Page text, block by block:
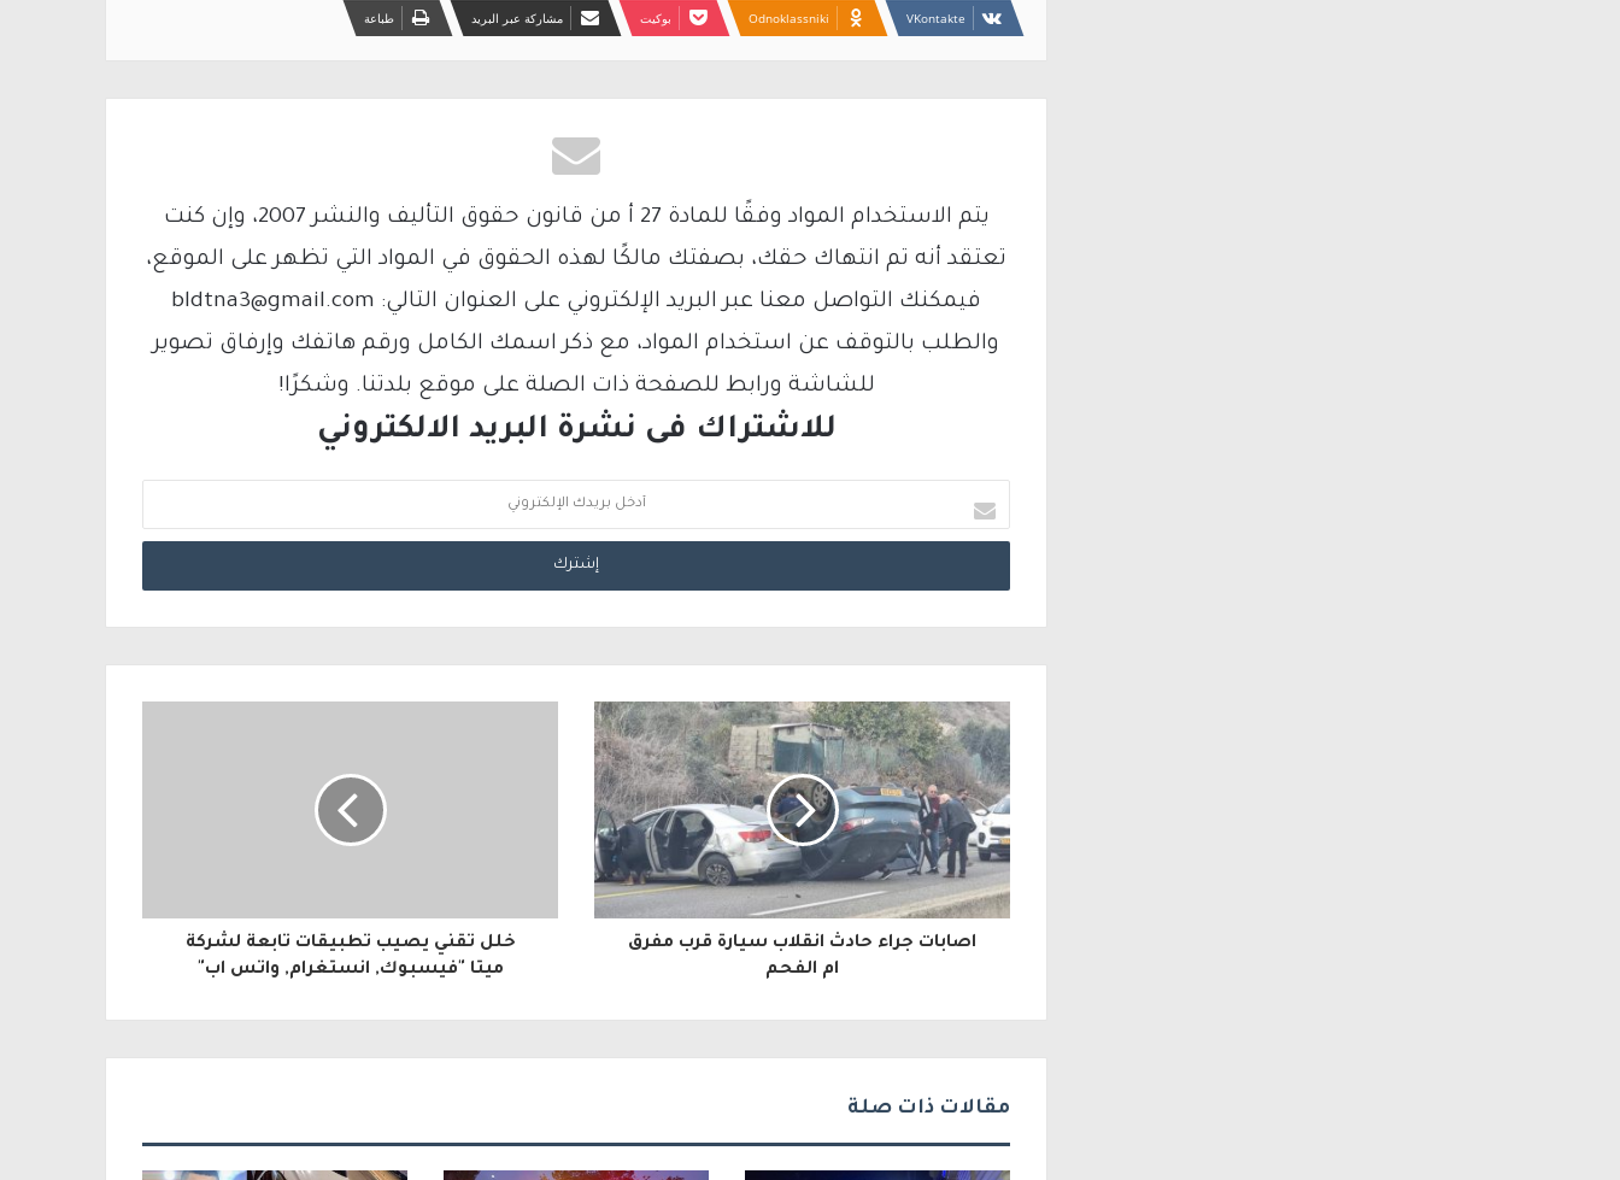
Odnoklassniki بوكيت مشاركة عبر البريد طباعة
يتم الاستخدام المواد وفقًا للمادة 27 أ من قانون حقوق التأليف والنشر 2007، وإن كنت
تعتقد أنه تم انتهاك حقك، بصفتك مالكًا لهذه الحقوق في المواد التي تظهر على الموقع،
فيمكنك التواصل معنا عبر البريد الإلكتروني على العنوان التالي: bldtna3@gmail.com
والطلب بالتوقف عن استخدام المواد، مع ذكر اسمك الكامل ورقم هاتفك وإرفاق تصوير
للشاشة ورابط للصفحة ذات الصلة على موقع بلدتنا. وشكرًا!
للاشتراك فى نشرة البريد الالكتروني
د
خ
ل
ب
ر
ي
د
ك
ا
ل
و
اصابات جراء حادث انقلاب سيارة قرب مفرق
ام الفحم
خلل تقني يصيب تطبيقات تابعة لشركة
ميتا "فيسبوك, انستغرام, واتس اب"
مقالات ذات صلة